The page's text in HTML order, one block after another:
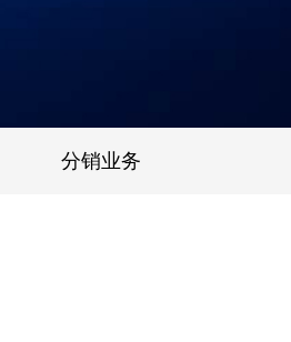
分销业务